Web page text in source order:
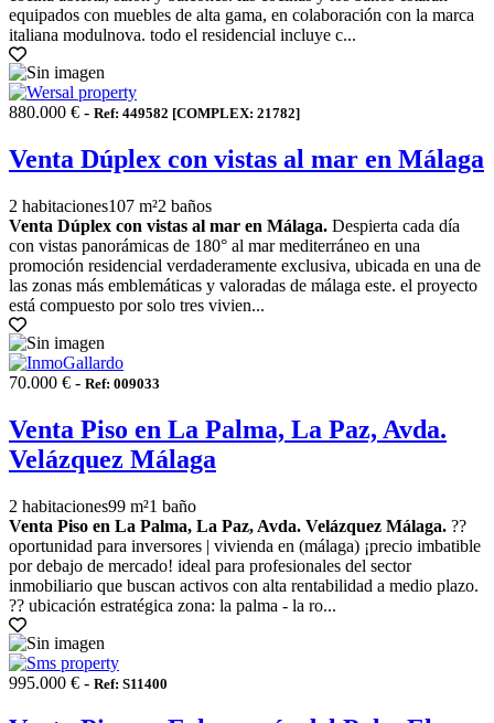
equipados con muebles de alta gama, en colaboración con la marca
italiana modulnova. todo el residencial incluye c...
880.000 € - Ref: 449582 [COMPLEX: 21782]
Venta Dúplex con vistas al mar en Málaga
2 habitaciones107 m²2 baños
Venta Dúplex con vistas al mar en Málaga. Despierta cada día
con vistas panorámicas de 180° al mar mediterráneo en una
promoción residencial verdaderamente exclusiva, ubicada en una de
las zonas más emblemáticas y valoradas de málaga este. el proyecto
está compuesto por solo tres vivien...
70.000 € - Ref: 009033
Venta Piso en La Palma, La Paz, Avda.
Velázquez Málaga
2 habitaciones99 m²1 baño
Venta Piso en La Palma, La Paz, Avda. Velázquez Málaga. ??
oportunidad para inversores | vivienda en (málaga) ¡precio imbatible
por debajo de mercado! ideal para profesionales del sector
inmobiliario que buscan activos con alta rentabilidad a medio plazo.
?? ubicación estratégica zona: la palma - la ro...
995.000 € - Ref: S11400